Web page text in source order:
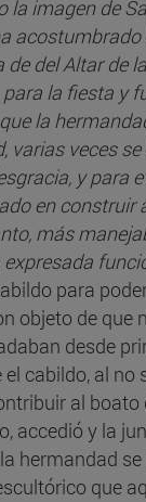
la imagen de
del Altar de
la fiesta y
la
varias veces
y para
en construir
más
para
objeto de que
desde
cabildo, al no
al boato
accedió y la
hermandad
que